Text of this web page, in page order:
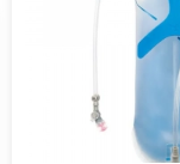
Спреї